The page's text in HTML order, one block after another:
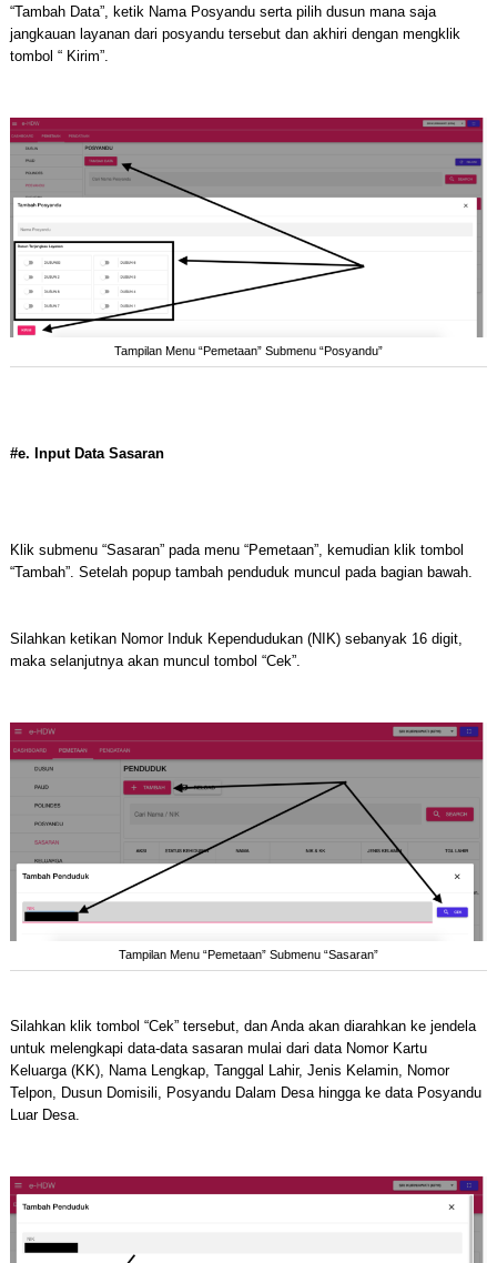
“Tambah Data”, ketik Nama Posyandu serta pilih dusun mana saja
jangkauan layanan dari posyandu tersebut dan akhiri dengan mengklik
tombol “ Kirim”.
Tampilan Menu “Pemetaan” Submenu “Posyandu”
#e. Input Data Sasaran
Klik submenu “Sasaran” pada menu “Pemetaan”, kemudian klik tombol
“Tambah”. Setelah popup tambah penduduk muncul pada bagian bawah.
Silahkan ketikan Nomor Induk Kependudukan (NIK) sebanyak 16 digit,
maka selanjutnya akan muncul tombol “Cek”.
Tampilan Menu “Pemetaan” Submenu “Sasaran”
Silahkan klik tombol “Cek” tersebut, dan Anda akan diarahkan ke jendela
untuk melengkapi data-data sasaran mulai dari data Nomor Kartu
Keluarga (KK), Nama Lengkap, Tanggal Lahir, Jenis Kelamin, Nomor
Telpon, Dusun Domisili, Posyandu Dalam Desa hingga ke data Posyandu
Luar Desa.